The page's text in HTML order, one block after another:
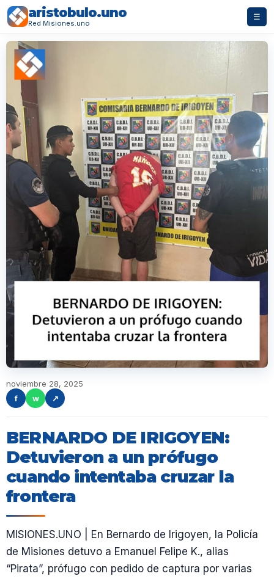
aristobulo.uno
Red Misiones.uno
☰
noviembre 28, 2025
f
w ↗
BERNARDO DE IRIGOYEN:
Detuvieron a un prófugo
cuando intentaba cruzar la
frontera
MISIONES.UNO | En Bernardo de Irigoyen, la Policía
de Misiones detuvo a Emanuel Felipe K., alias
“Pirata”, prófugo con pedido de captura por varias